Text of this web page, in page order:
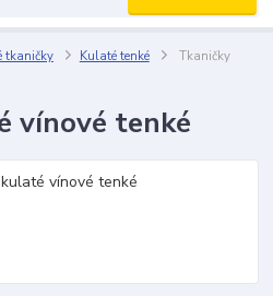
tkaničky Kulaté tenké
Tkaničky
vínové tenké